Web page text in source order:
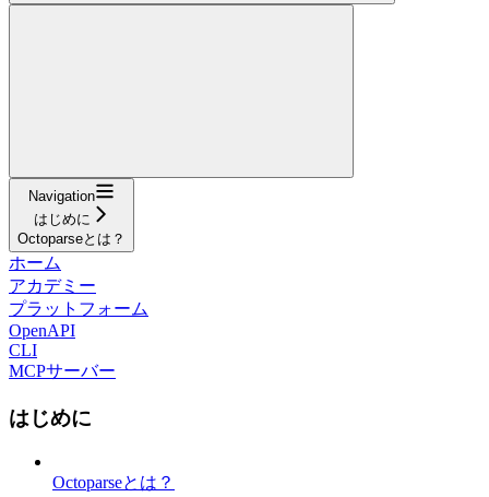
Navigation
はじめに
Octoparseとは？
ホーム
アカデミー
プラットフォーム
OpenAPI
CLI
MCPサーバー
はじめに
Octoparseとは？